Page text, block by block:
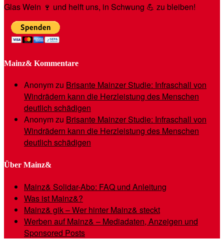
Glas Wein 🍷 und helft uns, in Schwung 💪 zu bleiben!
Mainz& Kommentare
Anonymzu Brisante Mainzer Studie: Infraschall von
Windrädern kann die Herzleistung des Menschen
deutlich schädigen
Anonymzu Brisante Mainzer Studie: Infraschall von
Windrädern kann die Herzleistung des Menschen
deutlich schädigen
Über Mainz&
Mainz& Solidar-Abo: FAQ und Anleitung
Was ist Mainz&?
Mainz& gik – Wer hinter Mainz& steckt
Werben auf Mainz& – Mediadaten, Anzeigen und
Sponsored Posts